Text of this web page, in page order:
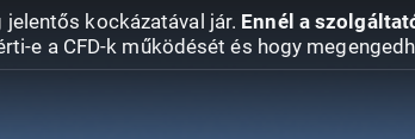
kockázatával jár. Ennél a
e a CFD-k működését és hogy